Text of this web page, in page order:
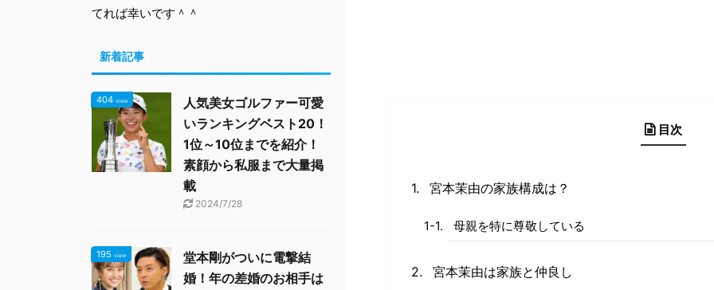
目次
宮本茉由の家族構成は？
母親を特に尊敬している
宮本茉由は家族と仲良し
てれば幸いです＾＾
新着記事
404 view
人気美女ゴルファー可愛
いランキングベスト20！
1位～10位までを紹介！
素顔から私服まで大量掲
載
2024/7/28
195 view
堂本剛がついに電撃結
婚！年の差婚のお相手は